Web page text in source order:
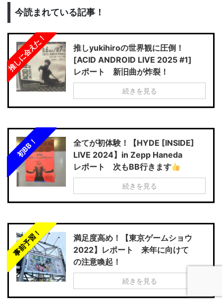
今読まれている記事！
推しに会えた！
推しyukihiroの世界観に圧倒！
[ACID ANDROID LIVE 2025 #1]
レポート 新旧曲が炸裂！
続きを見る
初BB！
全てが初体験！【HYDE [INSIDE]
LIVE 2024】in Zepp Haneda
レポート 次もBB行きます
続きを見る
事前予習！
満足度高め！【東京ゲームショウ
2022】レポート 来年に向けて
の注意喚起！
続きを見る